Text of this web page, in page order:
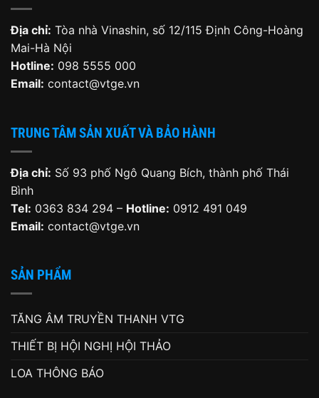
Địa chỉ: Tòa nhà Vinashin, số 12/115 Định Công-Hoàng
Mai-Hà Nội
Hotline: 098 5555 000
Email: contact@vtge.vn
TRUNG TÂM SẢN XUẤT VÀ BẢO HÀNH
Địa chỉ: Số 93 phố Ngô Quang Bích, thành phố Thái
Bình
Tel: 0363 834 294 – Hotline: 0912 491 049
Email: contact@vtge.vn
SẢN PHẨM
TĂNG ÂM TRUYỀN THANH VTG
THIẾT BỊ HỘI NGHỊ HỘI THẢO
LOA THÔNG BÁO